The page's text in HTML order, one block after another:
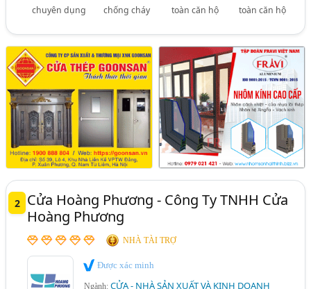
chuyên dụng
chống cháy
toàn căn hộ
toàn căn hộ
2
Cửa Hoàng Phương - Công Ty TNHH Cửa
Hoàng Phương
NHÀ TÀI TRỢ
Được xác minh
Ngành:CỬA - NHÀ SẢN XUẤT VÀ KINH DOANH